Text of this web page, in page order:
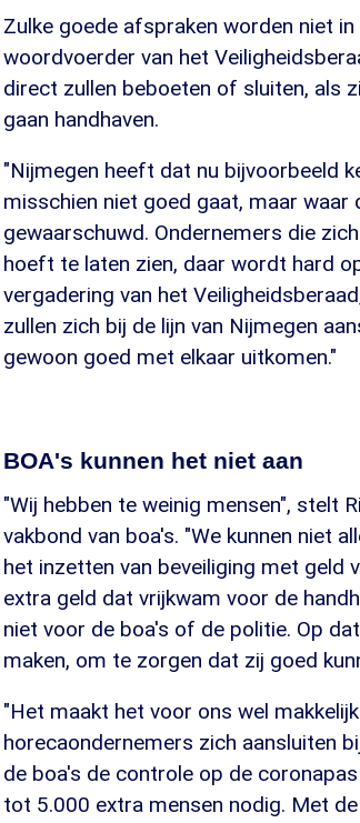
Zulke goede afspraken worden niet
woordvoerder van het
direct zullen beboeten of sluiten, als
gaan handhaven.
"Nijmegen heeft dat nu bijvoorbeeld
misschien niet goed gaat, maar
gewaarschuwd. Ondernemers die
hoeft te laten zien, daar wordt hard
vergadering van het
zullen zich bij de lijn van Nijmegen
gewoon goed met elkaar uitkomen."
BOA's kunnen het niet aan
"Wij hebben te weinig mensen", stelt
vakbond van boa's. "We kunnen niet
het inzetten van beveiliging met geld
extra geld dat vrijkwam voor de
niet voor de boa's of de politie. Op
maken, om te zorgen dat zij goed
"Het maakt het voor ons wel
horecaondernemers zich aansluiten
de boa's de controle op de
tot 5.000 extra mensen nodig. Met